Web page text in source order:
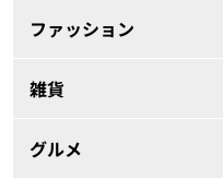
ファッション
雑貨
グルメ